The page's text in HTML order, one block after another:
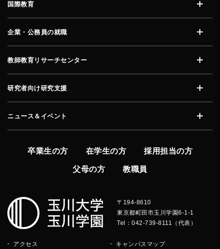
国際教育
企業・公務員の就職
教師教育リサーチセンター
研究者向け研究支援
ニュース＆イベント
卒業生の方 在学生の方 採用担当の方
父母の方 教職員
〒194-8610
東京都町田市玉川学園6-1-1
Tel：042-739-8111（代表）
アクセス キャンパスマップ